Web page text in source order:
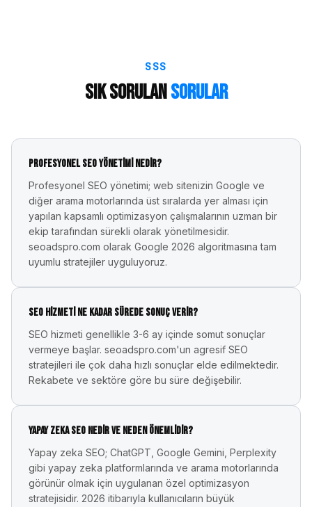
SSS
Sık SorulanSorular
Profesyonel SEO yönetimi nedir?
Profesyonel SEO yönetimi; web sitenizin Google ve
diğer arama motorlarında üst sıralarda yer alması için
yapılan kapsamlı optimizasyon çalışmalarının uzman bir
ekip tarafından sürekli olarak yönetilmesidir.
seoadspro.com olarak Google 2026 algoritmasına tam
uyumlu stratejiler uyguluyoruz.
SEO hizmeti ne kadar sürede sonuç verir?
SEO hizmeti genellikle 3-6 ay içinde somut sonuçlar
vermeye başlar. seoadspro.com'un agresif SEO
stratejileri ile çok daha hızlı sonuçlar elde edilmektedir.
Rekabete ve sektöre göre bu süre değişebilir.
Yapay zeka SEO nedir ve neden önemlidir?
Yapay zeka SEO; ChatGPT, Google Gemini, Perplexity
gibi yapay zeka platformlarında ve arama motorlarında
görünür olmak için uygulanan özel optimizasyon
stratejisidir. 2026 itibarıyla kullanıcıların büyük